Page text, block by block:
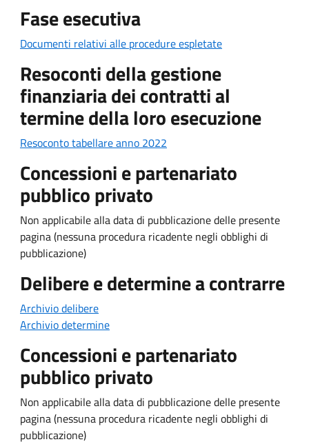
Fase esecutiva
Documenti relativi alle procedure espletate
Resoconti della gestione
finanziaria dei contratti al
termine della loro esecuzione
Resoconto tabellare anno 2022
Concessioni e partenariato
pubblico privato
Non applicabile alla data di pubblicazione delle presente
pagina (nessuna procedura ricadente negli obblighi di
pubblicazione)
Delibere e determine a contrarre
Archivio delibere
Archivio determine
Concessioni e partenariato
pubblico privato
Non applicabile alla data di pubblicazione delle presente
pagina (nessuna procedura ricadente negli obblighi di
pubblicazione)